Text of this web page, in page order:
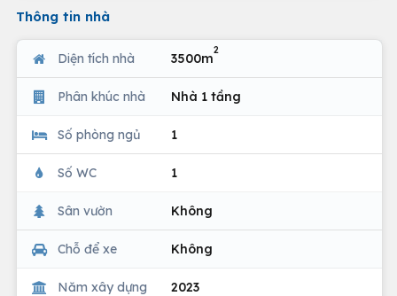
Thông tin nhà
Diện tích nhà 3500m
2
Phân khúc nhà Nhà 1 tầng
Số phòng ngủ 1
Số WC 1
Sân vườn Không
Chỗ để xe Không
Năm xây dựng 2023